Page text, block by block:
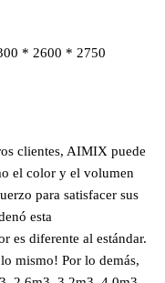
* 2600 * 2750
clientes, AIMIX puede
el color y el volumen
para satisfacer sus
esta
es diferente al estándar.
mismo! Por lo demás,